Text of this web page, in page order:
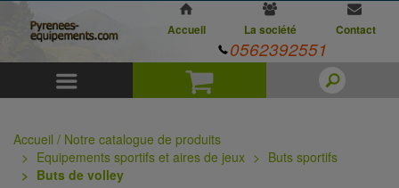
Panier
Accueil La société Contact
0562392551
Accueil / Notre catalogue de produits
Equipements sportifs et aires de jeux
Buts sportifs
Buts de volley